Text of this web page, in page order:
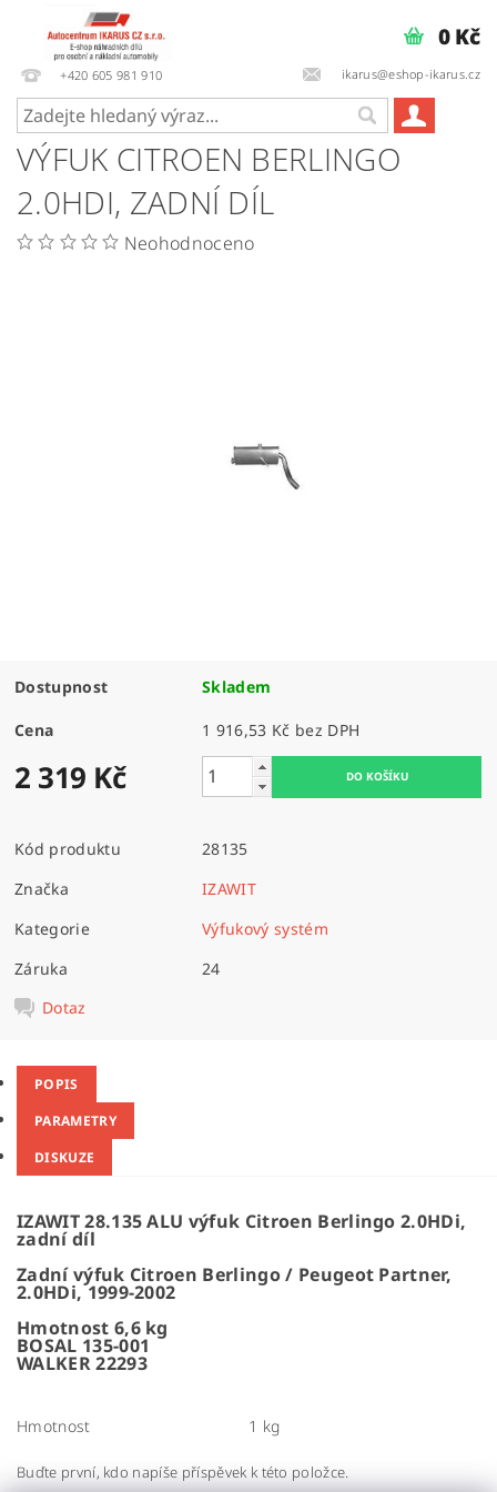
+420 605 981 910 ikarus@eshop-ikarus.cz
0 Kč
VÝFUK CITROEN BERLINGO
2.0HDI, ZADNÍ DÍL
Neohodnoceno
Dostupnost Skladem
Cena 1 916,53 Kč bez DPH
2 319 Kč
Kód produktu
28135
Značka
IZAWIT
Kategorie
Výfukový systém
Záruka
24
Dotaz
POPIS
PARAMETRY
DISKUZE
IZAWIT 28.135 ALU výfuk Citroen Berlingo 2.0HDi,
zadní díl
Zadní výfuk Citroen Berlingo / Peugeot Partner,
2.0HDi, 1999-2002
Hmotnost 6,6 kg
BOSAL 135-001
WALKER 22293
Hmotnost 1 kg
Buďte první, kdo napíše příspěvek k této položce.